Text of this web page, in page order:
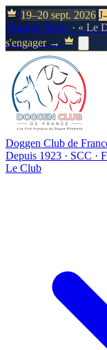
19–20 sept. 2026
Doggen Show · « Le
s'engager →
Doggen Club de
Depuis 1923 · SCC ·
Le Club